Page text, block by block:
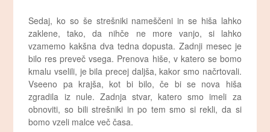
Sedaj, ko so še strešniki nameščeni in se hiša lahko
zaklene, tako, da nihče ne more vanjo, si lahko
vzamemo kakšna dva tedna dopusta. Zadnji mesec je
bilo res preveč vsega. Prenova hiše, v katero se bomo
kmalu vselili, je bila precej daljša, kakor smo načrtovali.
Vseeno pa krajša, kot bi bilo, če bi se nova hiša
zgradila iz nule. Zadnja stvar, katero smo imeli za
obnoviti, so bili strešniki in po tem smo si rekli, da si
bomo vzeli malce več časa.